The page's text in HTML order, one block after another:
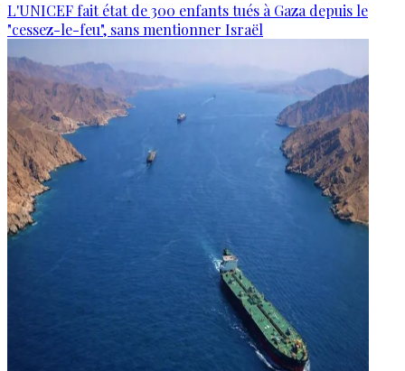
L'UNICEF fait état de 300 enfants tués à Gaza depuis le
"cessez-le-feu", sans mentionner Israël